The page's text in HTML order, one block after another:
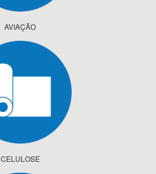
AVIAÇÃO
CELULOSE